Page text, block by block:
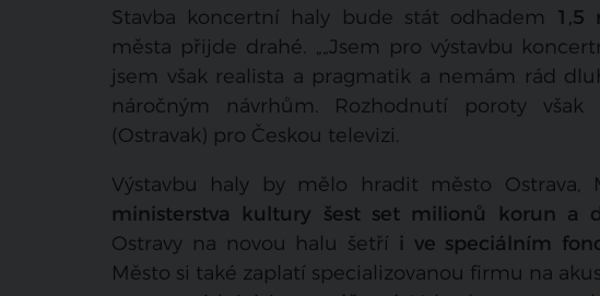
Stavba koncertní haly bude stát odhadem 1,5
města přijde drahé. „„Jsem pro výstavbu
jsem však realista a pragmatik a nemám rád
náročným návrhům. Rozhodnutí poroty však
(Ostravak) pro Českou televizi.
Výstavbu haly by mělo hradit město Ostrava,
ministerstva kultury šest set milionů korun a
Ostravy na novou halu šetří i ve speciálním
Město si také zaplatí specializovanou firmu na